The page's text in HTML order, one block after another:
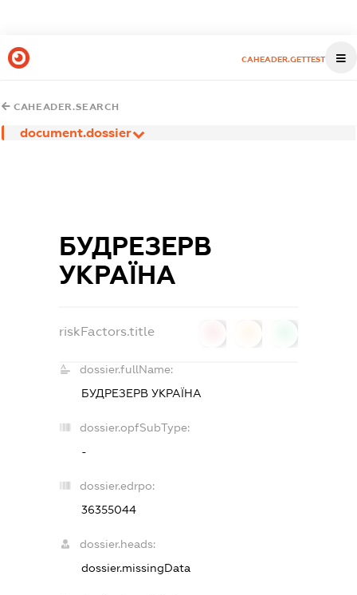
CAHEADER.GETTEST
CAHEADER.SEARCH
document.dossier
БУДРЕЗЕРВ
УКРАЇНА
riskFactors.title
dossier.fullName:
БУДРЕЗЕРВ УКРАЇНА
dossier.opfSubType:
-
dossier.edrpo:
36355044
dossier.heads:
dossier.missingData